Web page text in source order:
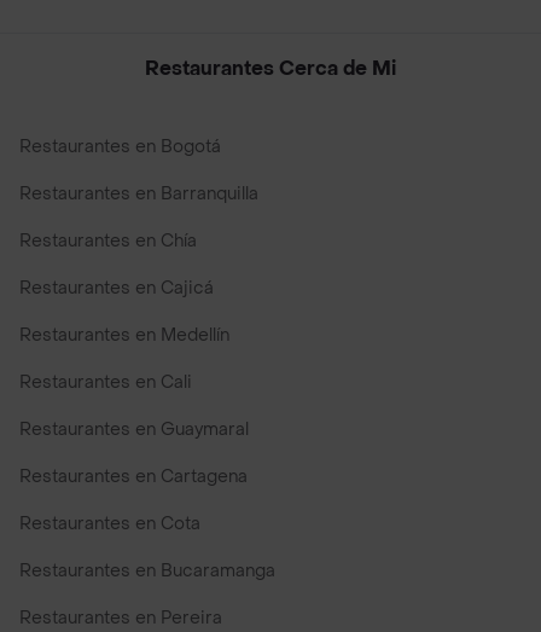
Restaurantes Cerca de Mi
Restaurantes en Bogotá
Restaurantes en Barranquilla
Restaurantes en Chía
Restaurantes en Cajicá
Restaurantes en Medellín
Restaurantes en Cali
Restaurantes en Guaymaral
Restaurantes en Cartagena
Restaurantes en Cota
Restaurantes en Bucaramanga
Restaurantes en Pereira